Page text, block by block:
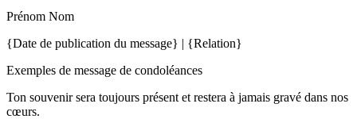
Prénom Nom
{Date de publication du message} | {Relation}
Exemples de message de condoléances
Ton souvenir sera toujours présent et restera à jamais gravé dans nos
cœurs.